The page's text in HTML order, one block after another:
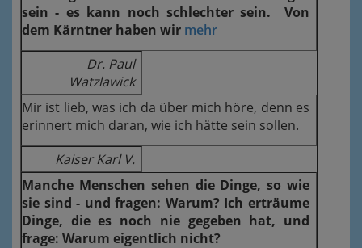
sein - es kann noch schlechter sein. Von
dem Kärntner haben wir mehr
Dr. Paul
Watzlawick
Mir ist lieb, was ich da über mich höre, denn es
erinnert mich daran, wie ich hätte sein sollen.
Kaiser Karl V.
Manche Menschen sehen die Dinge, so wie
sie sind - und fragen: Warum? Ich erträume
Dinge, die es noch nie gegeben hat, und
frage: Warum eigentlich nicht?